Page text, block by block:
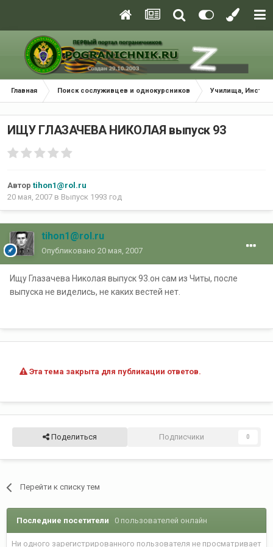
Главная Поиск сослуживцев и однокурсников Училища,
ИЩУ ГЛАЗАЧЕВА НИКОЛАЯ выпуск 93
Автор tihon1@rol.ru
20 мая, 2007 в Выпуск 1993 год
tihon1@rol.ru
Опубликовано 20 мая, 2007
Ищу Глазачева Николая выпуск 93.он сам из Читы, после
выпуска не виделись, не каких вестей нет.
Эта тема закрыта для публикации ответов.
Поделиться Подписчики 0
Перейти к списку тем
Последние посетители 0 пользователей онлайн
Ни одного зарегистрированного пользователя не просматривает